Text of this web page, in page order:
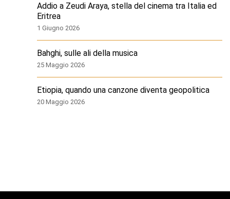
Addio a Zeudi Araya, stella del cinema tra Italia ed
Eritrea
1 Giugno 2026
Bahghi, sulle ali della musica
25 Maggio 2026
Etiopia, quando una canzone diventa geopolitica
20 Maggio 2026